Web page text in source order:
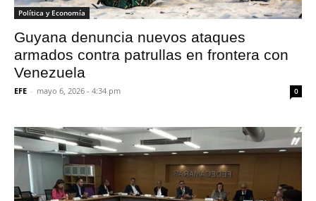
Política y Economía
Guyana denuncia nuevos ataques
armados contra patrullas en frontera con
Venezuela
EFE - mayo 6, 2026 - 4:34 pm 0